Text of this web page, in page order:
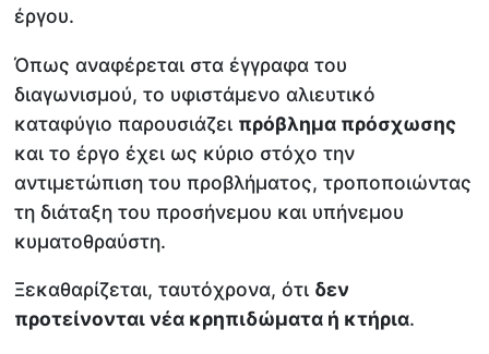
έργου.
Όπως αναφέρεται στα έγγραφα του
διαγωνισμού, το υφιστάμενο αλιευτικό
καταφύγιο παρουσιάζει πρόβλημα πρόσχωσης
και το έργο έχει ως κύριο στόχο την
αντιμετώπιση του προβλήματος, τροποποιώντας
τη διάταξη του προσήνεμου και υπήνεμου
κυματοθραύστη.
Ξεκαθαρίζεται, ταυτόχρονα, ότι δεν
προτείνονται νέα κρηπιδώματα ή κτήρια.